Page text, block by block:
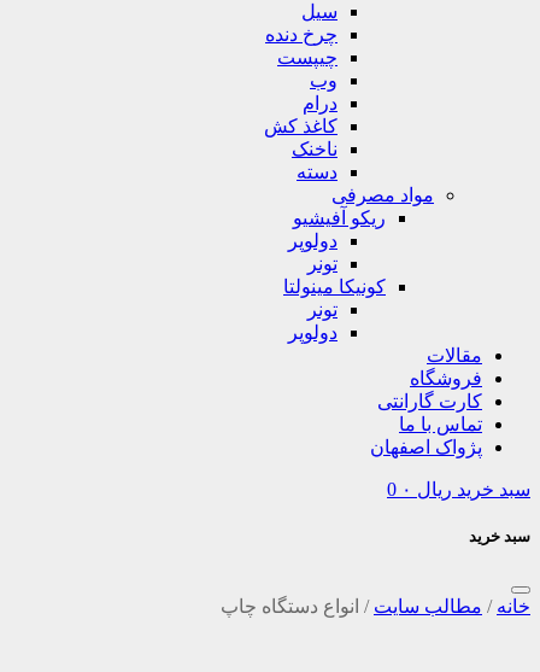
سیل
چرخ دنده
چیپست
وب
درام
کاغذ کش
ناخنک
دسته
مواد مصرفی
ریکو آفیشیو
دولوپر
تونر
کونیکا مینولتا
تونر
دولوپر
مقالات
فروشگاه
کارت گارانتی
تماس با ما
پژواک اصفهان
سبد خرید ریال 0
سبد خرید
خانه / مطالب سایت / انواع دستگاه چاپ